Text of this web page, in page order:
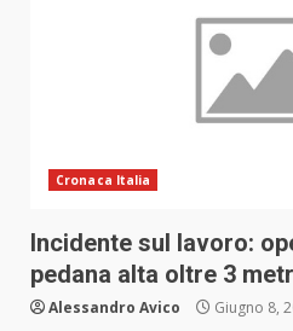
Cronaca Italia
Incidente sul lavoro:
pedana alta oltre 3
Alessandro Avico Giugno 8,